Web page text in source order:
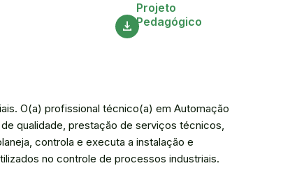
download
Projeto
Pedagógico
O(a) profissional técnico(a) em Automação
qualidade, prestação de serviços técnicos,
controla e executa a instalação e
no controle de processos industriais.